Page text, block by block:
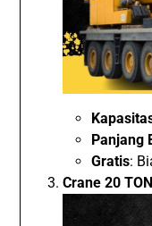
Panjang
Gratis:
Crane 20 TON